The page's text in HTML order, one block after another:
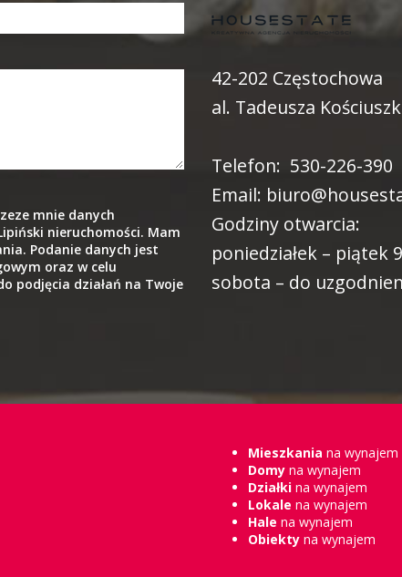
mnie danych
nieruchomości. Mam
Podanie danych jest
oraz w celu
podjęcia działań na Twoje
42-202 Częstochowa
al. Tadeusza
Telefon: 530-226-390
Email:
Godziny otwarcia:
poniedziałek – piątek
sobota – do
Mieszkania na wynajem
Domy na wynajem
Działki na wynajem
Lokale na wynajem
Hale na wynajem
Obiekty na wynajem